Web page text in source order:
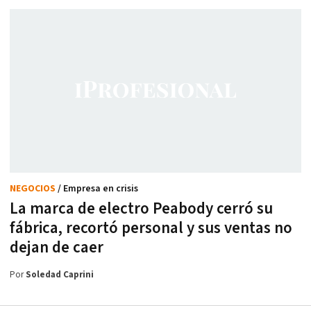
La marca de electro Peabody cerró su
fábrica, recortó personal y sus ventas no
dejan de caer
NEGOCIOS / Empresa en crisis
PorSoledad Caprini